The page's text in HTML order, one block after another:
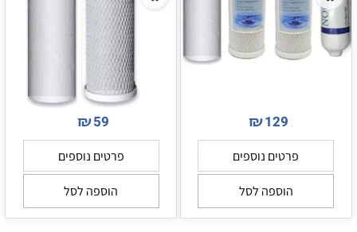
₪129
פרטים נוספים
הוספה לסל
₪59
פרטים נוספים
הוספה לסל